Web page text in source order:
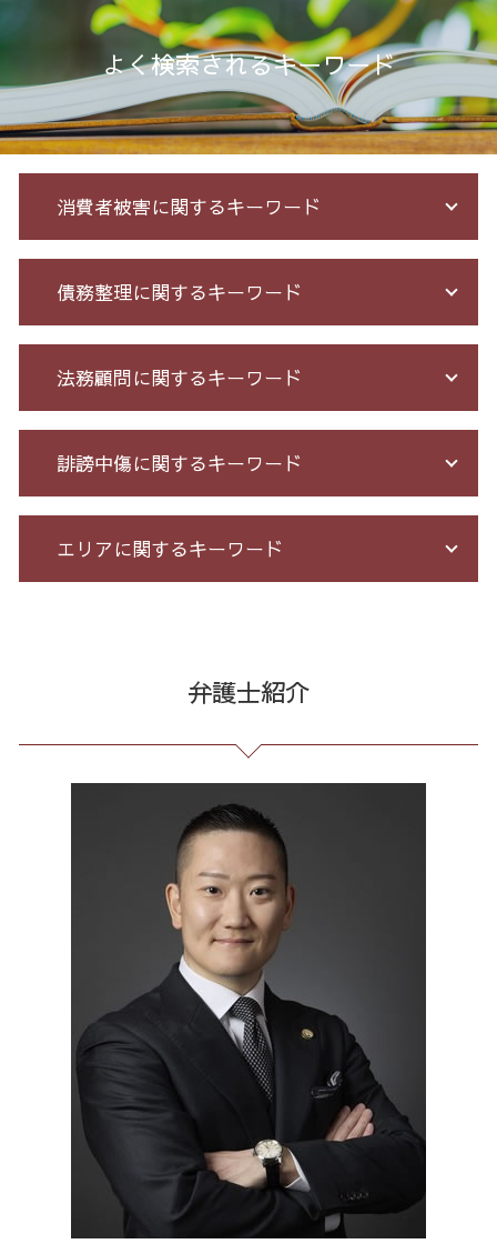
よく検索されるキーワード
消費者被害に関するキーワード
出会い系被害 返金
出資 詐欺
先物 取引 詐欺
詐欺 金銭トラブル
お金 を 騙し 取 られ たら
振り込め 詐欺
マルチ商法 ネズミ講 違い
競馬 予想 詐欺
ネット 詐欺 被害
詐欺 返金されない
投資詐欺 回収
ネット 詐欺 被害 届
債務整理に関するキーワード
債務整理 期間 支払
自己破産 メリット デメリット
過払い とは
自己破産 期間 免責
債務整理 自己破産 連帯保証人
個人再生 手続き 流れ
自己破産 個人再生 デメリット
破産法 自己破産
過払い金 遅延損害金
個人 自己破産 デメリット
借金 自己破産 解決
借金 債務整理 ブラックリスト
個人再生 デメリット メリット
法務顧問に関するキーワード
臨床法務 とは
企業 法務 部
労務 トラブル
残業 未払い 請求
残業代 未払い
契約 書 リーガル チェック
不当解雇 とは
顧問 弁護士 メリット
パワハラ 相談 解決
有給 取得 トラブル
セクハラ 相談 解決
不当解雇 労基
戦略法務 とは
誹謗中傷に関するキーワード
誹謗中傷 逮捕
誹謗中傷 削除
Twitter 誹謗中傷
誹謗中傷 被害
ネット 誹謗中傷
誹謗中傷 特定
発信者情報 開示請求
誹謗中傷 相談
エリアに関するキーワード
誹謗中傷 中央区
リーガルチェック 港区 相談
労働問題 23区 相談
不当請求 全国 相談
債務整理 23区 弁護士
通販 詐欺 東京都 弁護士
不当請求 東京都 相談
リーガルチェック 東京都 相談
マルチ商法 港区 弁護士
出会い系 詐欺 全国 相談
個人再生 港区 弁護士
労働問題 全国 弁護士
企業法務 港区 相談
個人再生 全国 相談
消費者被害 港区 弁護士
出会い系 詐欺 全国 弁護士
弁護士紹介